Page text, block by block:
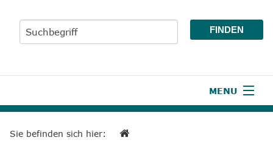
MENU
Sie befinden sich hier: